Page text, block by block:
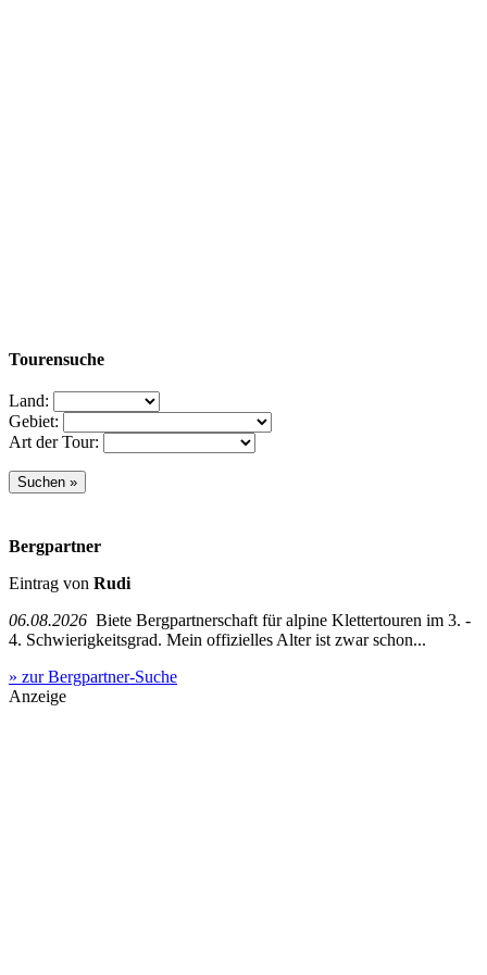
Tourensuche
Land:
Gebiet:
Art der Tour:
Bergpartner
Eintrag von Rudi
06.08.2026 Biete Bergpartnerschaft für alpine Klettertouren im 3. -
4. Schwierigkeitsgrad. Mein offizielles Alter ist zwar schon...
» zur Bergpartner-Suche
Anzeige